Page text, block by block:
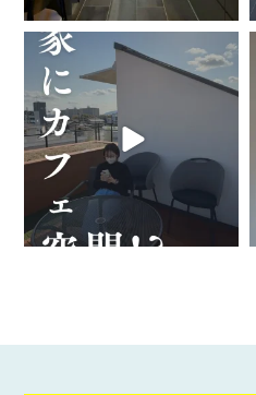
「お家にカフェ空間！？」
～ デザインも性能もこだわれる、ゼ
ロホームの家づくり ～...